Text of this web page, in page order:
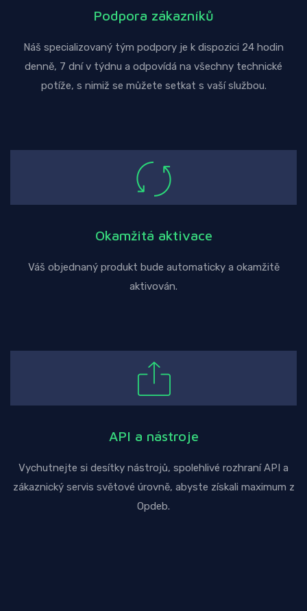
Podpora zákazníků
Náš specializovaný tým podpory je k dispozici 24 hodin
denně, 7 dní v týdnu a odpovídá na všechny technické
potíže, s nimiž se můžete setkat s vaší službou.
Okamžitá aktivace
Váš objednaný produkt bude automaticky a okamžitě
aktivován.
API a nástroje
Vychutnejte si desítky nástrojů, spolehlivé rozhraní API a
zákaznický servis světové úrovně, abyste získali maximum z
Opdeb.